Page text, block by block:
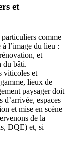
et
comme
l’image du lieu :
et
du bâti.
viticoles et
lieux de
paysager doit
d’arrivée, espaces
et mise en scène
de la
DQE) et, si